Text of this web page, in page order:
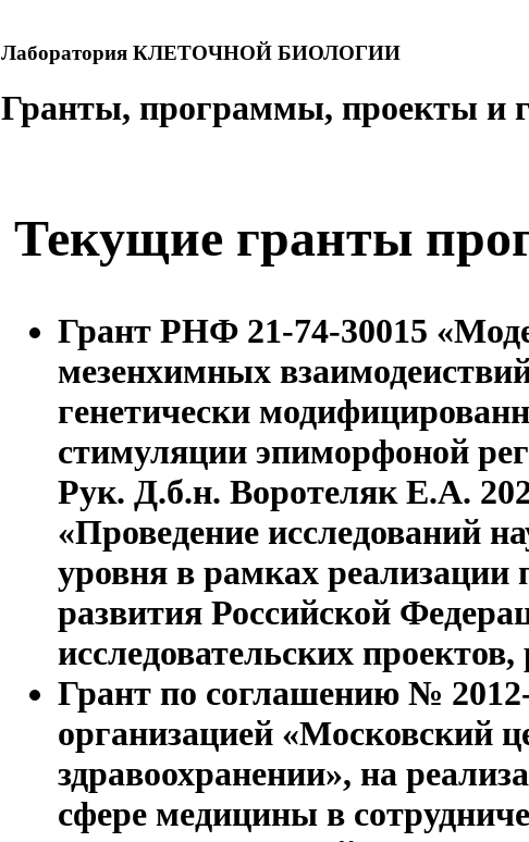
Лаборатория КЛЕТОЧНОЙ БИОЛОГИИ
Гранты, программы, проекты и
Текущие гранты
Грант РНФ 21-74-30015
мезенхимных
генетически
стимуляции эпиморфоной
Рук. Д.б.н. Воротеляк Е.А.
«Проведение исследований
уровня в рамках реализации
развития Российской
исследовательских
Грант по соглашению №
организацией «Московский
здравоохранении», на
сфере медицины в